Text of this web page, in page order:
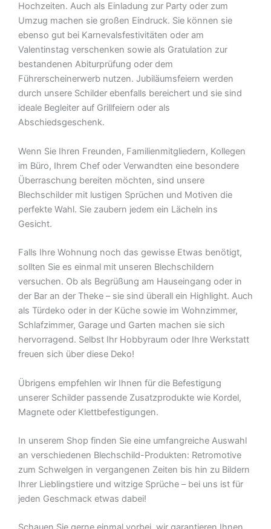
Hochzeiten. Auch als Einladung zur Party oder zum
Umzug machen sie großen Eindruck. Sie können sie
ebenso gut bei Karnevalsfestivitäten oder am
Valentinstag verschenken sowie als Gratulation zur
bestandenen Abiturprüfung oder dem
Führerscheinerwerb nutzen. Jubiläumsfeiern werden
durch unsere Schilder ebenfalls bereichert und sie sind
ideale Begleiter auf Grillfeiern oder als
Abschiedsgeschenk.
Wenn Sie Ihren Freunden, Familienmitgliedern, Kollegen
im Büro, Ihrem Chef oder Verwandten eine besondere
Überraschung bereiten möchten, sind unsere
Blechschilder mit lustigen Sprüchen und Motiven die
perfekte Wahl. Sie zaubern jedem ein Lächeln ins
Gesicht.
Falls Ihre Wohnung noch das gewisse Etwas benötigt,
sollten Sie es einmal mit unseren Blechschildern
versuchen. Ob als Begrüßung am Hauseingang oder in
der Bar an der Theke – sie sind überall ein Highlight. Auch
als Türdeko oder in der Küche sowie im Wohnzimmer,
Schlafzimmer, Garage und Garten machen sie sich
hervorragend. Selbst Ihr Hobbyraum oder Ihre Werkstatt
freuen sich über diese Deko!
Übrigens empfehlen wir Ihnen für die Befestigung
unserer Schilder passende Zusatzprodukte wie Kordel,
Magnete oder Klettbefestigungen.
In unserem Shop finden Sie eine umfangreiche Auswahl
an verschiedenen Blechschild-Produkten: Retromotive
zum Schwelgen in vergangenen Zeiten bis hin zu Bildern
Ihrer Lieblingstiere und witzige Sprüche – bei uns ist für
jeden Geschmack etwas dabei!